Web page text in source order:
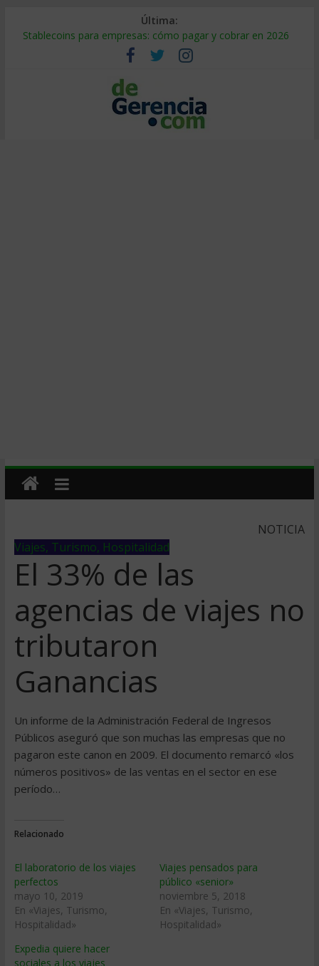
Última:
Stablecoins para empresas: cómo pagar y cobrar en 2026
Despido silencioso: qué es y por qué sale tan caro
IA en selección de personal: cómo auditarla a tiempo
Trabajo forzoso en la cadena de suministro: qué hacer
Mercado hispano de EE. UU.: cómo segmentarlo y venderle
NOTICIA
Viajes, Turismo, Hospitalidad
El 33% de las
agencias de viajes no
tributaron
Ganancias
Un informe de la Administración Federal de Ingresos
Públicos aseguró que son muchas las empresas que no
pagaron este canon en 2009. El documento remarcó «los
números positivos» de las ventas en el sector en ese
período…
Relacionado
El laboratorio de los viajes
perfectos
mayo 10, 2019
En «Viajes, Turismo,
Hospitalidad»
Viajes pensados para
público «senior»
noviembre 5, 2018
En «Viajes, Turismo,
Hospitalidad»
Expedia quiere hacer
sociales a los viajes